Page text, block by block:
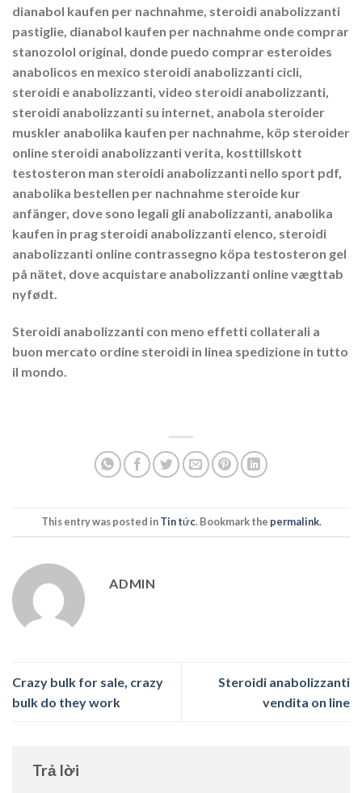
dianabol kaufen per nachnahme, steroidi anabolizzanti
pastiglie, dianabol kaufen per nachnahme onde comprar
stanozolol original, donde puedo comprar esteroides
anabolicos en mexico steroidi anabolizzanti cicli,
steroidi e anabolizzanti, video steroidi anabolizzanti,
steroidi anabolizzanti su internet, anabola steroider
muskler anabolika kaufen per nachnahme, köp steroider
online steroidi anabolizzanti verita, kosttillskott
testosteron man steroidi anabolizzanti nello sport pdf,
anabolika bestellen per nachnahme steroide kur
anfänger, dove sono legali gli anabolizzanti, anabolika
kaufen in prag steroidi anabolizzanti elenco, steroidi
anabolizzanti online contrassegno köpa testosteron gel
på nätet, dove acquistare anabolizzanti online vægttab
nyfødt.
Steroidi anabolizzanti con meno effetti collaterali a
buon mercato ordine steroidi in linea spedizione in tutto
il mondo.
This entry was posted inTin tức. Bookmark the permalink.
ADMIN
Crazy bulk for sale, crazy
bulk do they work
Steroidi anabolizzanti
vendita on line
Trả lời